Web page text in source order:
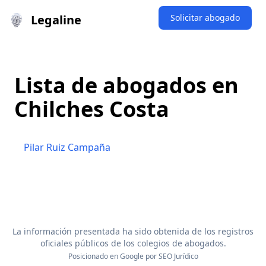
Legaline Solicitar abogado
Lista de abogados en
Chilches Costa
Pilar Ruiz Campaña
La información presentada ha sido obtenida de los registros
oficiales públicos de los colegios de abogados.
Posicionado en Google porSEO Jurídico